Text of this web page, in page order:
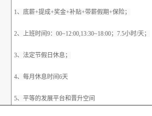
1、底薪+提成+奖金+补贴+带薪假期+保险；
2、上班时间9：00~12:00,13:30~18:00；7.5小时/天；
3、法定节假日休息；
4、每月休息时间6天
5、平等的发展平台和晋升空间